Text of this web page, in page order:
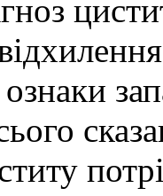
ознаки